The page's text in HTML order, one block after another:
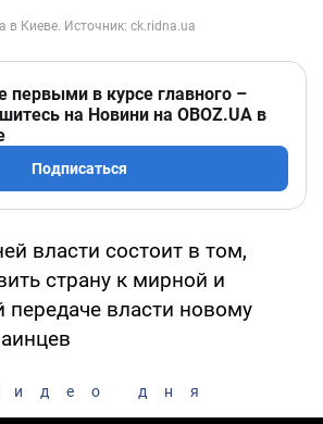
первыми в курсе главного –
на Новини на OBOZ.UA в
Подписаться
власти состоит в том,
страну к мирной и
передаче власти новому
дня